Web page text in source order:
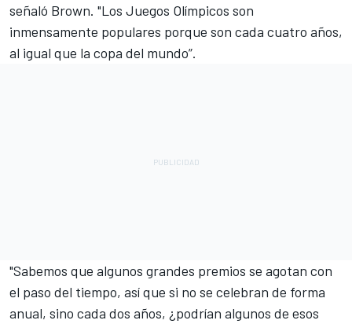
señaló Brown. "Los Juegos Olímpicos son
inmensamente populares porque son cada cuatro años,
al igual que la copa del mundo”.
"Sabemos que algunos grandes premios se agotan con
el paso del tiempo, así que si no se celebran de forma
anual, sino cada dos años, ¿podrían algunos de esos